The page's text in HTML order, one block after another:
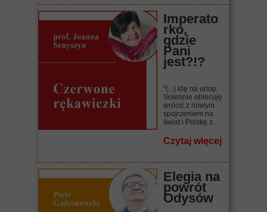
Imperato
rko,
gdzie
Pani
jest?!?
"(...) idę na urlop.
Solennie obiecuję
wrócić z nowym
spojrzeniem na
świat i Polskę z...
Czytaj więcej
Elegia na
powrót
Odysów